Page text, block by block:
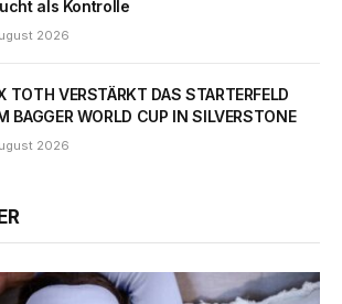
als Kontrolle
2026
TOTH VERSTÄRKT DAS STARTERFELD
BAGGER WORLD CUP IN SILVERSTONE
2026